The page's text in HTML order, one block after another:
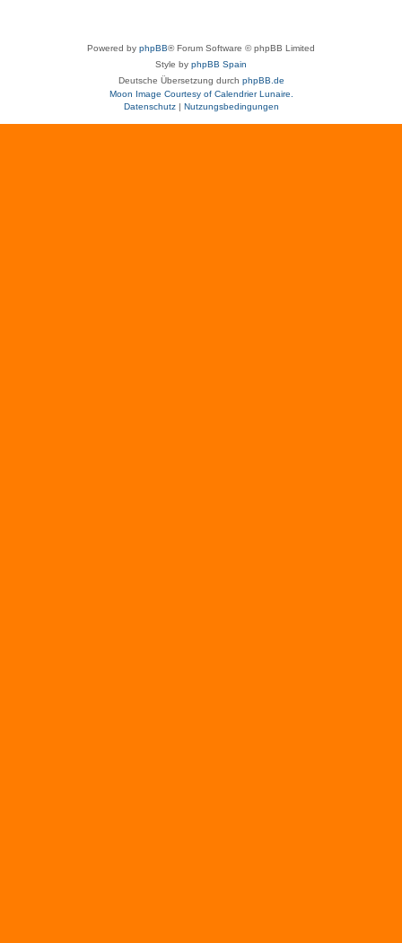
Powered by phpBB® Forum Software © phpBB Limited
Style by phpBB Spain
Deutsche Übersetzung durch phpBB.de
Moon Image Courtesy of Calendrier Lunaire.
Datenschutz| Nutzungsbedingungen